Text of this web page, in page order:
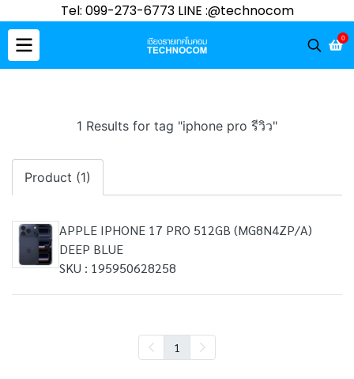
Tel: 099-273-6773 LINE :@technocom
0
1 Results for tag "iphone pro รีวิว"
Product (1)
APPLE IPHONE 17 PRO 512GB (MG8N4ZP/A)
DEEP BLUE
SKU : 195950628258
1